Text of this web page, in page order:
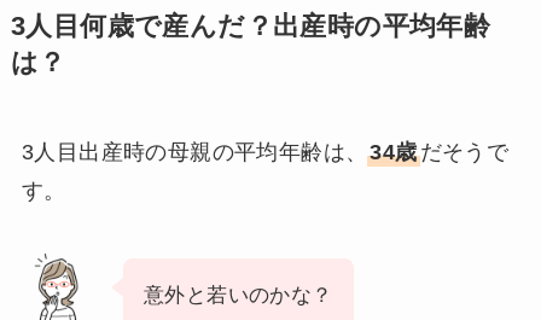
3人目何歳で産んだ？出産時の平均年齢
は？
3人目出産時の母親の平均年齢は、34歳だそうで
す。
意外と若いのかな？